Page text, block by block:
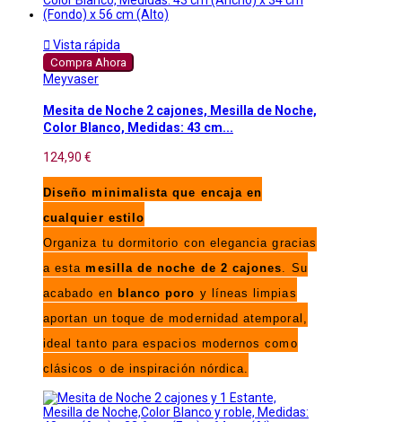
 Vista rápida
Compra Ahora
Meyvaser
Mesita de Noche 2 cajones, Mesilla de Noche,
Color Blanco, Medidas: 43 cm...
124,90 €
Diseño minimalista que encaja en
cualquier estilo
Organiza tu dormitorio con elegancia gracias
a estamesilla de noche de 2 cajones . Su
acabado en blanco poro y líneas limpias
aportan un toque de modernidad atemporal,
ideal tanto para espacios modernos como
clásicos o de inspiración nórdica.